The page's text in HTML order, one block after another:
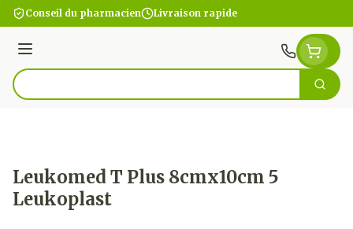
Aller au contenu
Conseil du pharmacien Livraison rapide
Menu
Rechercher
Leukomed T Plus 8cmx10cm 5
Leukoplast